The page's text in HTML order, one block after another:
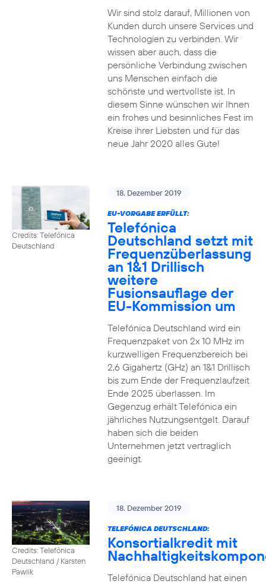
Wir sind stolz darauf, Millionen von
Kunden durch unsere Services und
Technologien zu verbinden. Wir
wissen aber auch, dass die
persönliche Verbindung zwischen
uns Menschen einfach die
schönste und wertvollste ist. In
diesem Sinne wünschen wir Ihnen
ein frohes und besinnliches Fest im
Kreise ihrer Liebsten und für das
neue Jahr 2020 alles Gute!
Credits: Telefónica
Deutschland
18. Dezember 2019
EU-VORGABE ERFÜLLT:
Telefónica
Deutschland setzt mit
Frequenzüberlassung
an 1&1 Drillisch
weitere
Fusionsauflage der
EU-Kommission um
Telefónica Deutschland wird ein
Frequenzpaket von 2x 10 MHz im
kurzwelligen Frequenzbereich bei
2,6 Gigahertz (GHz) an 1&1 Drillisch
bis zum Ende der Frequenzlaufzeit
Ende 2025 überlassen. Im
Gegenzug erhält Telefónica ein
jährliches Nutzungsentgelt. Darauf
haben sich die beiden
Unternehmen jetzt vertraglich
geeinigt.
Credits: Telefónica
Deutschland / Karsten
Pawlik
18. Dezember 2019
TELEFÓNICA DEUTSCHLAND:
Konsortialkredit mit
Telefónica Deutschland hat einen